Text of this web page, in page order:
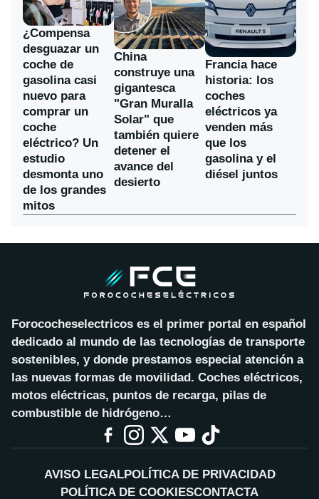
¿Compensa
desguazar un
coche de
gasolina casi
nuevo para
comprar un
coche
eléctrico? Un
estudio
desmonta uno
de los grandes
mitos
China
construye una
gigantesca
"Gran Muralla
Solar" que
también quiere
detener el
avance del
desierto
Francia hace
historia: los
coches
eléctricos ya
venden más
que los
gasolina y el
diésel juntos
Forococheselectricos es el primer portal en español
dedicado al mundo de las tecnologías de transporte
sostenibles, y donde prestamos especial atención a
las nuevas formas de movilidad. Coches eléctricos,
motos eléctricas, puntos de recarga, pilas de
combustible de hidrógeno…
AVISO LEGALPOLÍTICA DE PRIVACIDAD
POLÍTICA DE COOKIESCONTACTA